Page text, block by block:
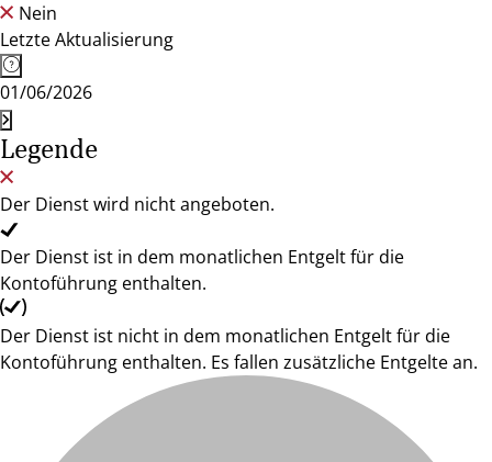
Nein
Letzte Aktualisierung
01/06/2026
Legende
Der Dienst wird nicht angeboten.
Der Dienst ist in dem monatlichen Entgelt für die
Kontoführung enthalten.
Der Dienst ist nicht in dem monatlichen Entgelt für die
Kontoführung enthalten. Es fallen zusätzliche Entgelte an.